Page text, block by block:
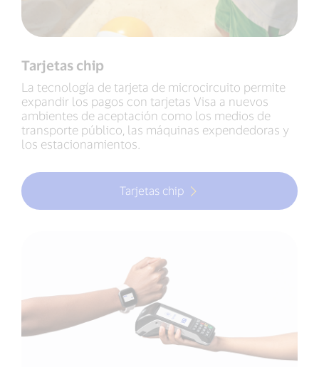
Tarjetas chip
La tecnología de tarjeta de microcircuito permite
expandir los pagos con tarjetas Visa a nuevos
ambientes de aceptación como los medios de
transporte público, las máquinas expendedoras y
los estacionamientos.
Tarjetas chip